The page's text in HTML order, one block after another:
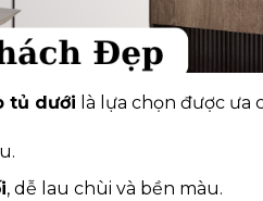
tủ dưới là lựa chọn được ưa
, dễ lau chùi và bền màu.